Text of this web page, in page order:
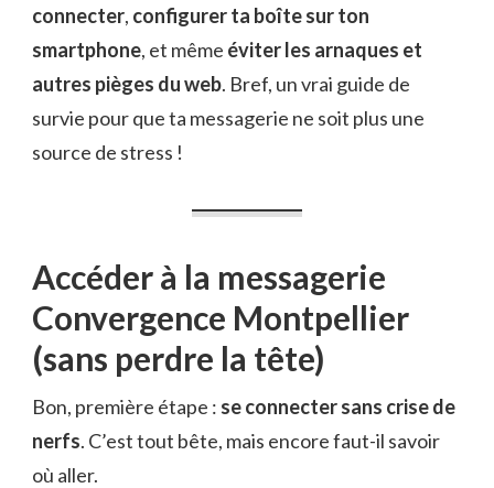
connecter, configurer ta boîte sur ton
smartphone, et même éviter les arnaques et
autres pièges du web. Bref, un vrai guide de
survie pour que ta messagerie ne soit plus une
source de stress !
Accéder à la messagerie
Convergence Montpellier
(sans perdre la tête)
Bon, première étape : se connecter sans crise de
nerfs. C’est tout bête, mais encore faut-il savoir
où aller.